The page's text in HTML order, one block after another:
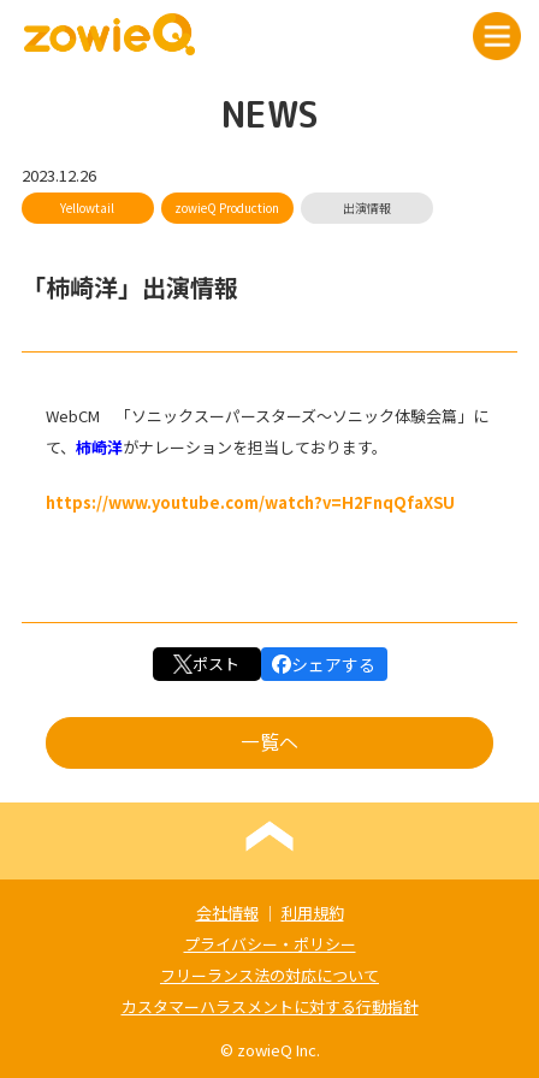
NEWS
2023.12.26
「柿崎洋」出演情報
WebCM 「ソニックスーパースターズ～ソニック体験会篇」に
て、 柿崎洋がナレーションを担当しております。
https://www.youtube.com/watch?v=H2FnqQfaXSU
ポスト シェアする
一覧へ
会社情報｜ 利用規約
プライバシー・ポリシー
フリーランス法の対応について
カスタマーハラスメントに対する行動指針
© zowieQ Inc.